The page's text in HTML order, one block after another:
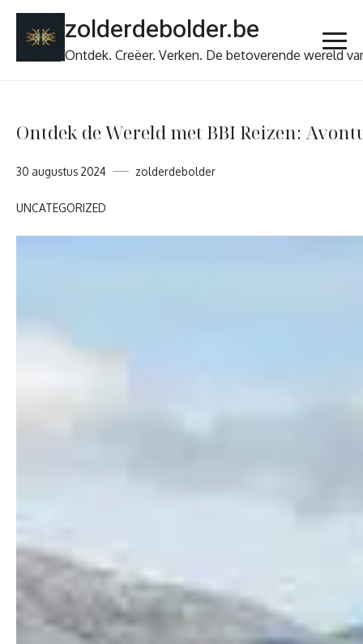
zolderdebolder.be
Ontdek. Creëer. Verken. De betoverende wereld
Ontdek de Wereld met BBI Reizen:
30 augustus 2024 zolderdebolder
UNCATEGORIZED